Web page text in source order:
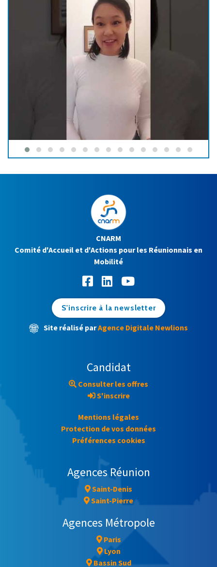
Agences Réunion
Saint-Denis
Saint-Pierre
Agences Métropole
Paris
Lyon
Bassin Sud
CNARM
Comité d'Accueil et d'Actions pour les Réunionnais en
Mobilité
S'inscrire à la newsletter
Site réalisé parAgence Digitale Newlions
Candidat
Consulter les offres
S'inscrire
Mentions légales
Protection de vos données
Préférences cookies